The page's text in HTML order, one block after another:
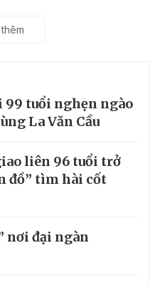
99 tuổi nghẹn ngào
La Văn Cầu
liên 96 tuổi trở
đồ” tìm hài cốt
nơi đại ngàn